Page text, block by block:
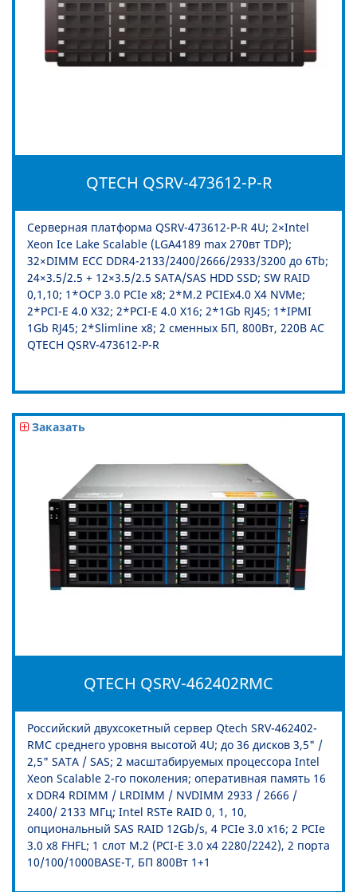
QTECH QSRV-473612-P-R
Серверная платформа QSRV-473612-P-R 4U; 2×Intel
Xeon Ice Lake Scalable (LGA4189 max 270вт TDP);
32×DIMM ECC DDR4-2133/2400/2666/2933/3200 до 6Tb;
24×3.5/2.5 + 12×3.5/2.5 SATA/SAS HDD SSD; SW RAID
0,1,10; 1*OCP 3.0 PCIe x8; 2*M.2 PCIEx4.0 X4 NVMe;
2*PCI-E 4.0 X32; 2*PCI-E 4.0 X16; 2*1Gb RJ45; 1*IPMI
1Gb RJ45; 2*Slimline x8; 2 сменных БП, 800Вт, 220В АС
QTECH QSRV-473612-P-R
Заказать
QTECH QSRV-462402RMC
Российский двухсокетный сервер Qtech SRV-462402-
RMC среднего уровня высотой 4U; до 36 дисков 3,5" /
2,5" SATA / SAS; 2 масштабируемых процессора Intel
Xeon Scalable 2-го поколения; оперативная память 16
х DDR4 RDIMM / LRDIMM / NVDIMM 2933 / 2666 /
2400/ 2133 МГц; Intel RSTe RAID 0, 1, 10,
опциональный SAS RAID 12Gb/s, 4 PCIe 3.0 x16; 2 PCIe
3.0 x8 FHFL; 1 слот M.2 (PCI-E 3.0 x4 2280/2242), 2 порта
10/100/1000BASE-T, БП 800Вт 1+1